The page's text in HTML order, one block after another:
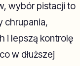
wybór pistacji to
chrupania,
i lepszą kontrolę
w dłuższej